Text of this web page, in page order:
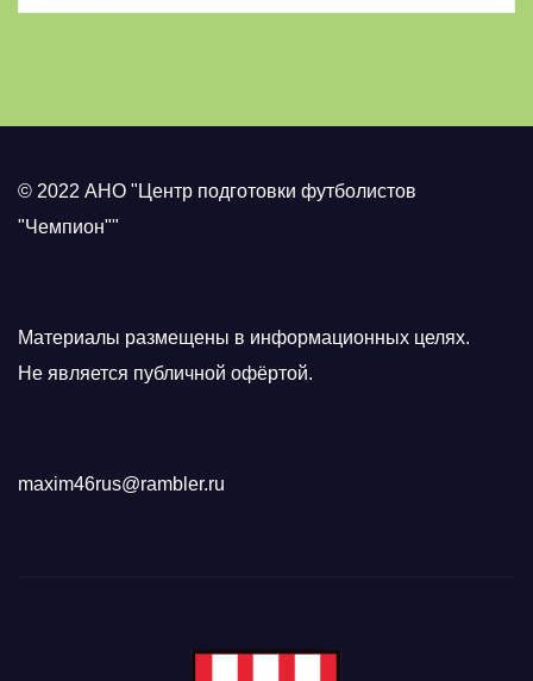
© 2022 АНО "Центр подготовки футболистов
"Чемпион""
Материалы размещены в информационных целях.
Не является публичной офёртой.
maxim46rus@rambler.ru